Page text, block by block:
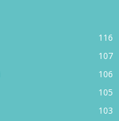
116
107
106
105
103